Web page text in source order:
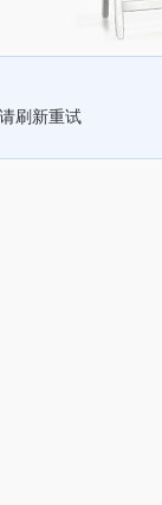
刷新重试